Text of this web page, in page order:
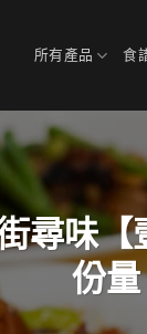
所有產品 食
尋味
份